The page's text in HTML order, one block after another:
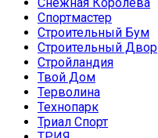
Спортмастер
Строительный Бум
Строительный Двор
Стройландия
Твой Дом
Терволина
Технопарк
Триал Спорт